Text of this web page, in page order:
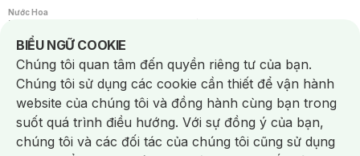
Nước Hoa
Nước Hoa Nữ
Chăm Sóc Cá Nhân
Chống Muỗi /Khẩu Trang /Máy Massage/Mặt Nạ Xông Hơi /Nước Rửa Tay/
Sản Phẩm Chăm Sóc Khác /Bàn Chải Đánh Răng /Bàn Chải Điện/
Hỗ Trợ Trắng Răng/Kem Đánh Răng /Máy Tăm Nước/ Nước Súc Miệng/
Tăm / Chỉ Nha Khoa/ Xịt Thơm Miệng / Dung Dịch Vệ Sinh/Dưỡng Vùng Kín/
Khăn Ướt Vệ Sinh Vùng Kín/Băng Vệ Sinh/Tampon/Bọt Cạo Râu /Dao Cạo Râu/
Máy Cạo Râu
Vấn Đề Về Da
Da Dầu / Lỗ Chân Lông To/ Da Khô / Mất Nước/ Da Lão Hóa/ Da Mụn/
Da Nhạy Cảm / Kích Ứng
Da Xỉn Màu Thâm / Nám / Tàn Nhang
BIỂU NGỮ COOKIE
Notice about cookies usage
Chúng tôi quan tâm đến quyền riêng tư của bạn.
Chúng tôi sử dụng các cookie cần thiết để vận hành
website của chúng tôi và đồng hành cùng bạn trong
suốt quá trình điều hướng. Với sự đồng ý của bạn,
chúng tôi và các đối tác của chúng tôi cũng sử dụng